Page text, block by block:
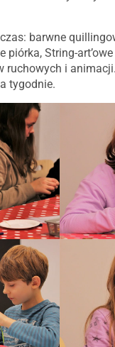
barwne
String-
ruchowych i
tygodnie.